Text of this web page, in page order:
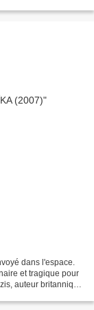
dans l'espace.
et tragique pour
auteur britannique